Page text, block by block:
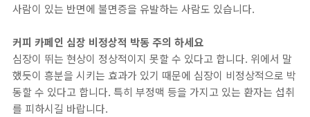
사람이 있는 반면에 불면증을 유발하는 사람도 있습니다.
커피 카페인 심장 비정상적 박동 주의 하세요
심장이 뛰는 현상이 정상적이지 못할 수 있다고 합니다. 위에서 말
했듯이 흥분을 시키는 효과가 있기 때문에 심장이 비정상적으로 박
동할 수 있다고 합니다. 특히 부정맥 등을 가지고 있는 환자는 섭취
를 피하시길 바랍니다.